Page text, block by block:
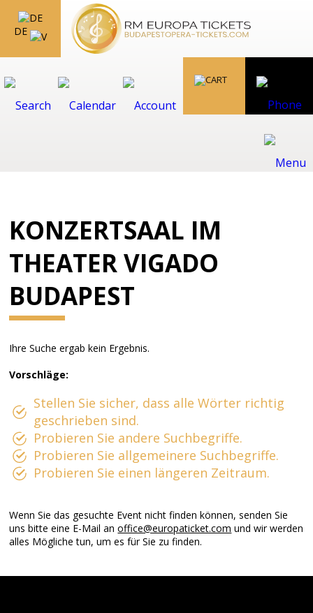
DE
KONZERTSAAL IM
THEATER VIGADO
BUDAPEST
Ihre Suche ergab kein Ergebnis.
Vorschläge:
Stellen Sie sicher, dass alle Wörter richtig
geschrieben sind.
Probieren Sie andere Suchbegriffe.
Probieren Sie allgemeinere Suchbegriffe.
Probieren Sie einen längeren Zeitraum.
Wenn Sie das gesuchte Event nicht finden können, senden Sie
uns bitte eine E-Mail anoffice@europaticket.com und wir werden
alles Mögliche tun, um es für Sie zu finden.